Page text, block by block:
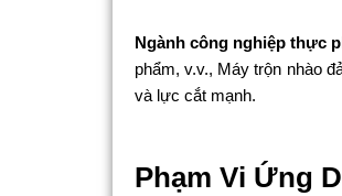
Ngành công nghiệp thực
phẩm, v.v., Máy trộn nhào
và lực cắt mạnh.
Phạm Vi Ứng